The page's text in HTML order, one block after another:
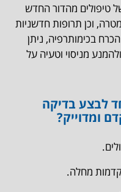
טיפולים מהדור החדש
וכן תרופות חדשניות
בכימותרפיה, ניתן
מניסוי וטעיה על
לבצע בדיקה
ומדוייק?
מחלה.